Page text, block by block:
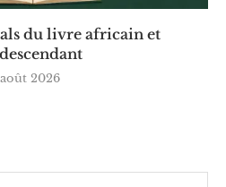
du livre africain et
2026